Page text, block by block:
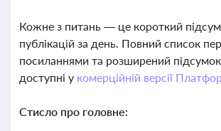
Кожне з питань — це короткий
публікацій за день. Повний список
посиланнями та розширений
доступні у комерційній версії
Стисло про головне: